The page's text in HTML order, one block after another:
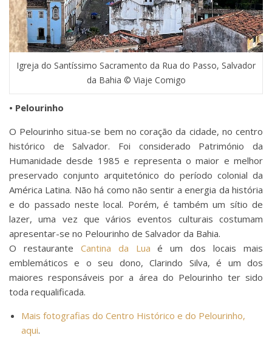
Igreja do Santíssimo Sacramento da Rua do Passo, Salvador
da Bahia © Viaje Comigo
• Pelourinho
O Pelourinho situa-se bem no coração da cidade, no centro
histórico de Salvador. Foi considerado Património da
Humanidade desde 1985 e representa o maior e melhor
preservado conjunto arquitetónico do período colonial da
América Latina. Não há como não sentir a energia da história
e do passado neste local. Porém, é também um sítio de
lazer, uma vez que vários eventos culturais costumam
apresentar-se no Pelourinho de Salvador da Bahia.
O restaurante Cantina da Lua é um dos locais mais
emblemáticos e o seu dono, Clarindo Silva, é um dos
maiores responsáveis por a área do Pelourinho ter sido
toda requalificada.
Mais fotografias do Centro Histórico e do Pelourinho,
aqui.